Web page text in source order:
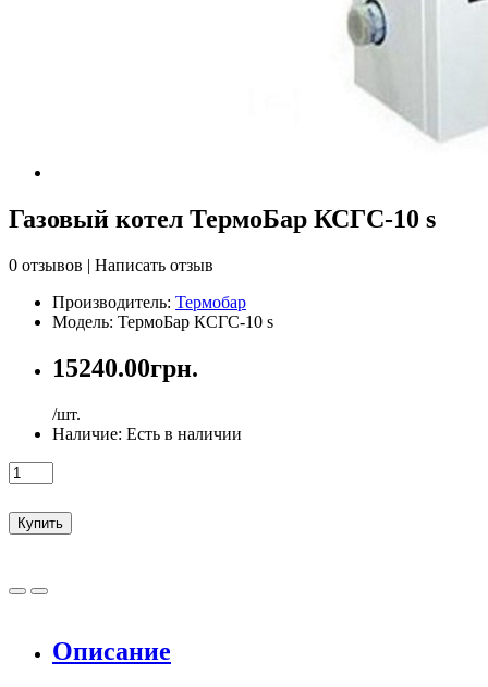
Газовый котел ТермоБар КСГС-10 s
0 отзывов | Написать отзыв
Производитель: Термобар
Модель: ТермоБар КСГС-10 s
15240.00грн.
/шт.
Наличие: Есть в наличии
Купить
Описание